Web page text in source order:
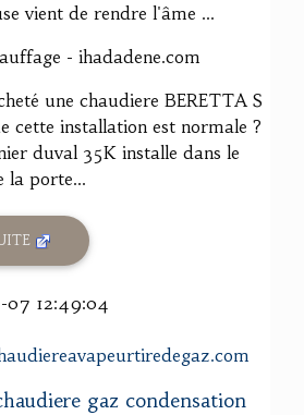
vient de rendre l'âme ...
- ihadadene.com
une chaudiere BERETTA S
cette installation est normale ?
duval 35K installe dans le
la porte...
07 12:49:04
gaz condensation